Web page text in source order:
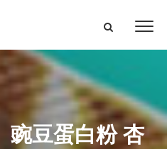
豌豆蛋白粉 杏